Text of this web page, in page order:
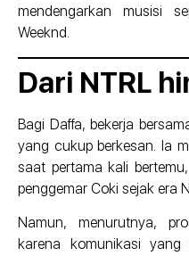
mendengarkan musisi
Weeknd.
Dari NTRL
Bagi Daffa, bekerja
yang cukup berkesan. Ia
saat pertama kali
penggemar Coki sejak era
Namun, menurutnya,
karena komunikasi